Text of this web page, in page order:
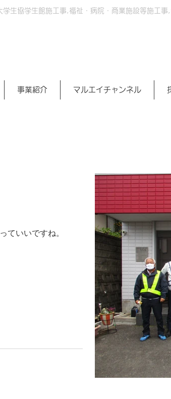
生協学生館施工事,福祉・病院・商業施設等施工
事業紹介 マルエイチャンネル
ていいですね。